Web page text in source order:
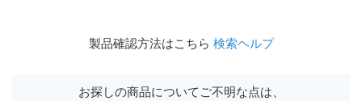
製品確認方法はこちら 検索ヘルプ
お探しの商品についてご不明な点は、